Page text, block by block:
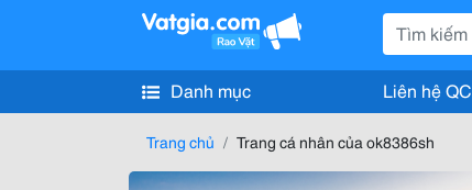
Danh mục Liên hệ QC
Trang chủ Trang cá nhân của ok8386sh